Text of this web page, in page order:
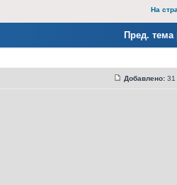
На
Пред. тема|
Добавлено: 31